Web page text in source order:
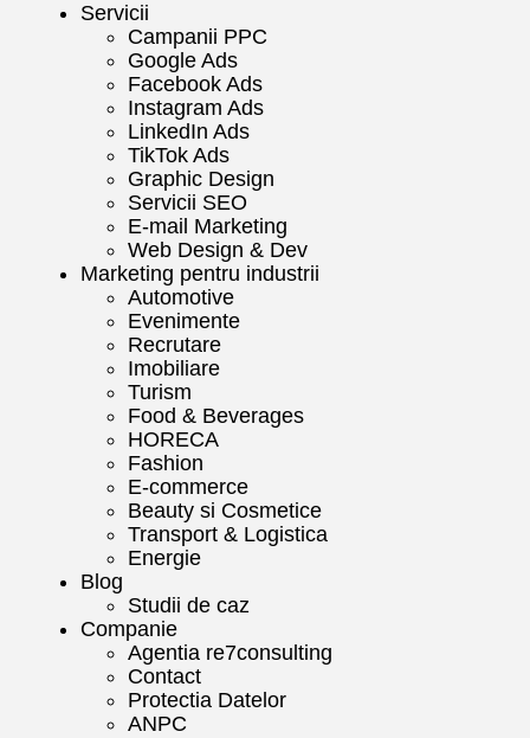
Servicii
Campanii PPC
Google Ads
Facebook Ads
Instagram Ads
LinkedIn Ads
TikTok Ads
Graphic Design
Servicii SEO
E-mail Marketing
Web Design & Dev
Marketing pentru industrii
Automotive
Evenimente
Recrutare
Imobiliare
Turism
Food & Beverages
HORECA
Fashion
E-commerce
Beauty si Cosmetice
Transport & Logistica
Energie
Blog
Studii de caz
Companie
Agentia re7consulting
Contact
Protectia Datelor
ANPC